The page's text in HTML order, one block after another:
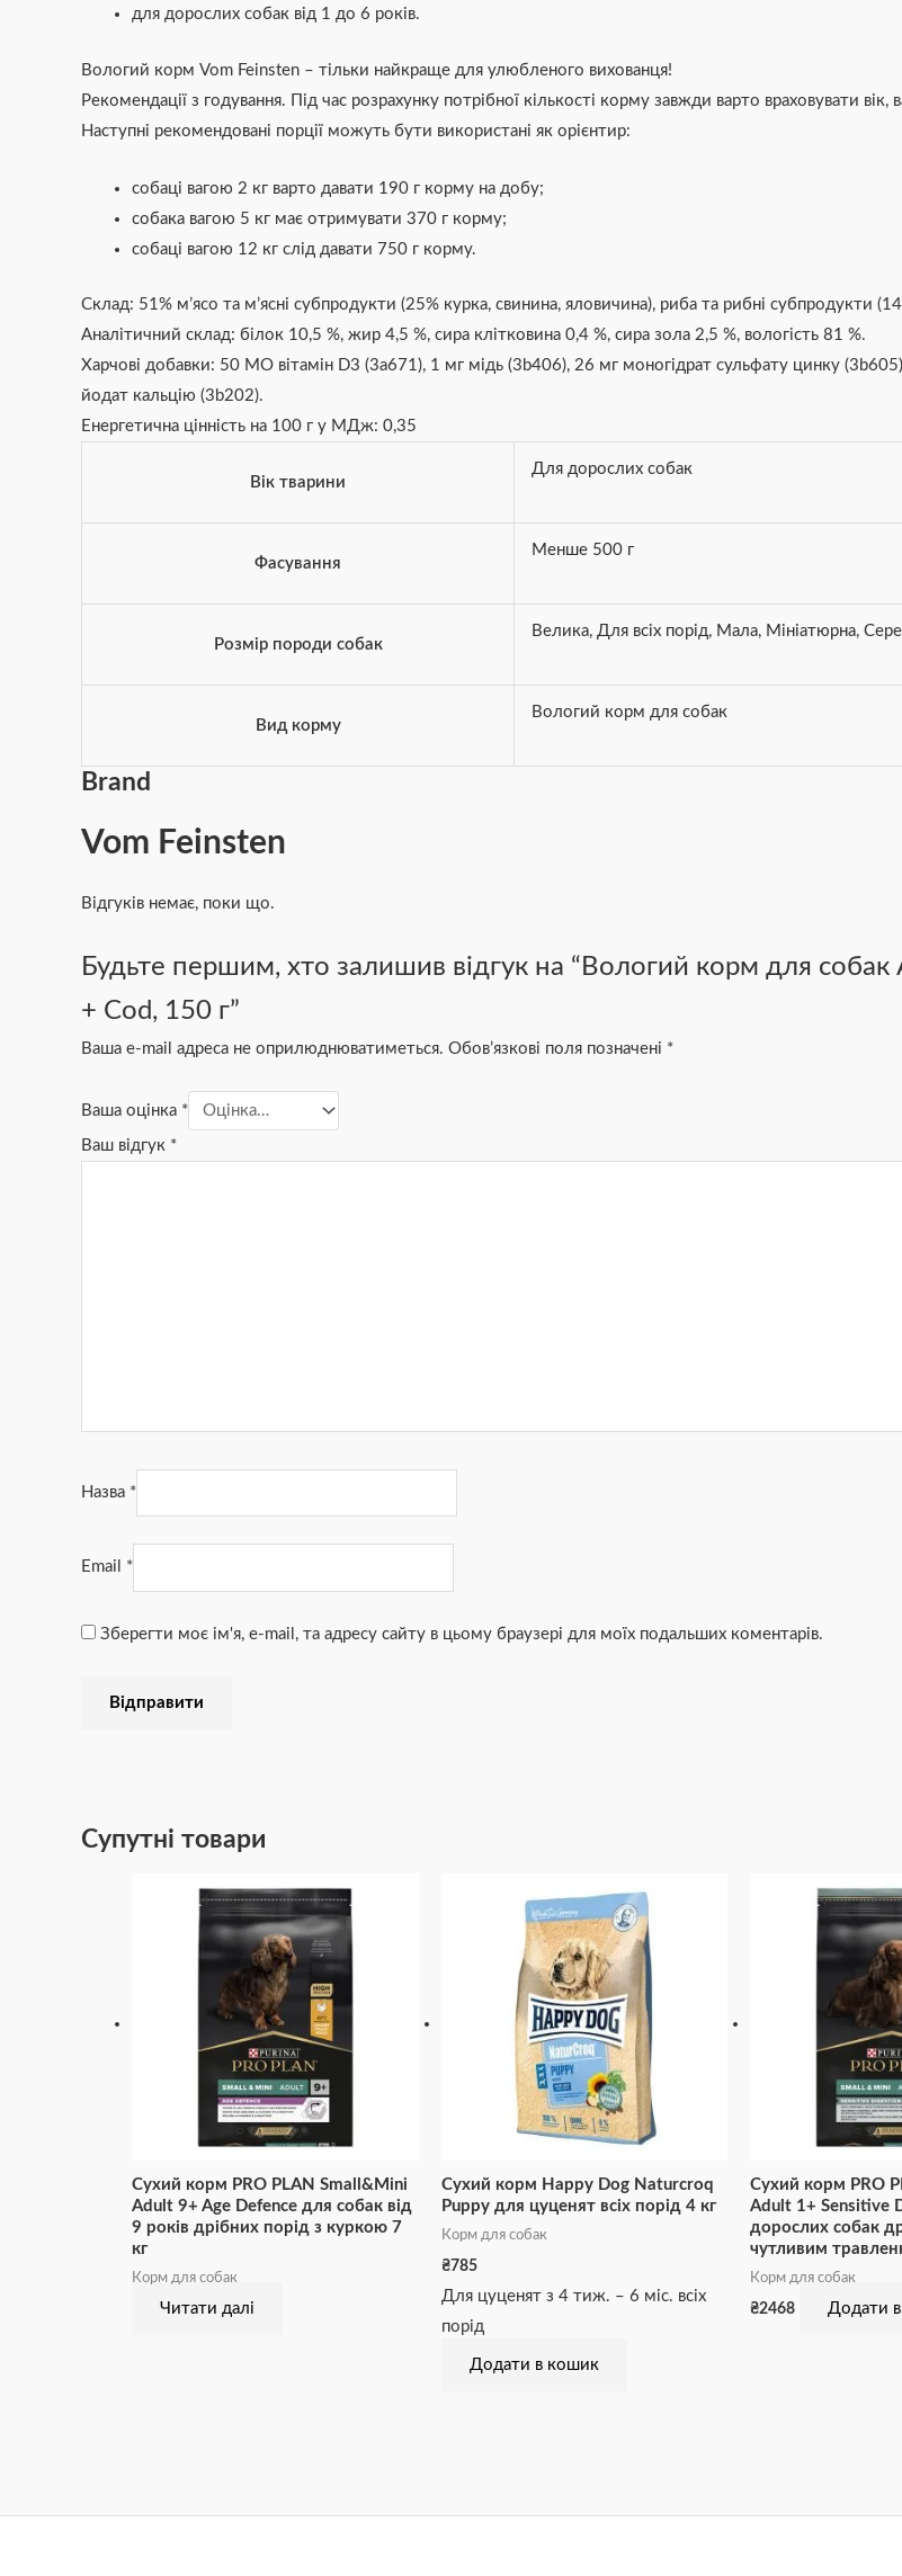
для дорослих собак від 1 до 6 років.
Вологий корм Vom Feinsten – тільки найкраще для улюбленого вихованця!
Рекомендації з годування. Під час розрахунку потрібної кількості корму завжди варто враховувати
Наступні рекомендовані порції можуть бути використані як орієнтир:
собаці вагою 2 кг варто давати 190 г корму на добу;
собака вагою 5 кг має отримувати 370 г корму;
собаці вагою 12 кг слід давати 750 г корму.
Склад: 51% м’ясо та м’ясні субпродукти (25% курка, свинина, яловичина), риба та рибні субпродукти
Аналітичний склад: білок 10,5 %, жир 4,5 %, сира клітковина 0,4 %, сира зола 2,5 %, вологість 81 %.
Харчові добавки: 50 МО вітамін D3 (3а671), 1 мг мідь (3b406), 26 мг моногідрат сульфату цинку
йодат кальцію (3b202).
Енергетична цінність на 100 г у МДж: 0,35
Вік тварини
Для дорослих собак
Фасування
Менше 500 г
Розмір породи собак
Велика, Для всіх порід, Мала, Мініатюрна,
Вид корму
Вологий корм для собак
Brand
Vom Feinsten
Відгуків немає, поки що.
Будьте першим, хто залишив відгук на “Вологий корм для
+ Cod, 150 г”
Ваша e-mail адреса не оприлюднюватиметься. Обов’язкові поля позначені *
Ваша оцінка *
Ваш відгук *
Назва *
Email *
Зберегти моє ім'я, e-mail, та адресу сайту в цьому браузері для моїх подальших коментарів.
Супутні товари
Сухий корм PRO PLAN Small&Mini
Adult 9+ Age Defence для собак від
9 років дрібних порід з куркою 7
кг
Корм для собак
Читати далі
Сухий корм Happy Dog Naturcroq
Puppy для цуценят всіх порід 4 кг
Корм для собак
₴785
Для цуценят з 4 тиж. – 6 міс. всіх
порід
Додати в кошик
Сухий корм PRO
Adult 1+ Sensitive
дорослих собак
чутливим
Корм для собак
₴2468 Додати